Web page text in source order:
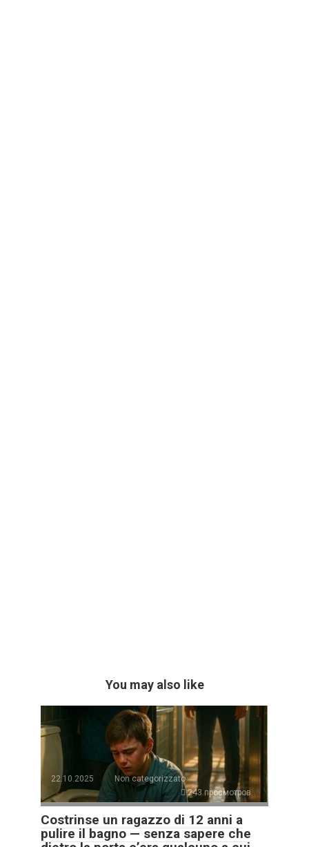
You may also like
22.10.2025
Non categorizzato
243 просмотров
Costrinse un ragazzo di 12 anni a
pulire il bagno — senza sapere che